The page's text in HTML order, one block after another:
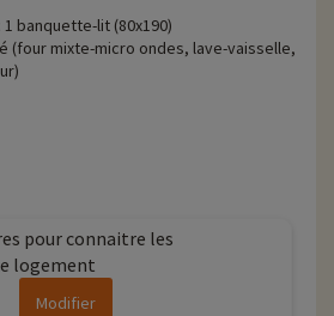
banquette-lit (80x190)
(four mixte-micro ondes, lave-vaisselle,
pour connaitre les
logement
Modifier